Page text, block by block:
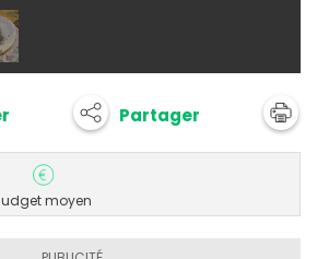
Partager
moyen